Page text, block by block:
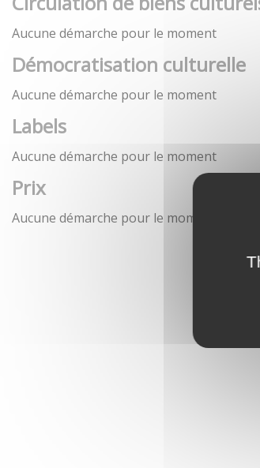
Aucune démarche pour le moment
Démocratisation culturelle
Aucune démarche pour le moment
Labels
Aucune démarche pour le moment
Prix
Aucune démarche pour le moment